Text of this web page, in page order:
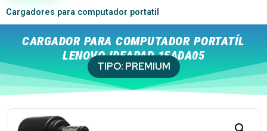
Cargadores para computador portatil
CARGADOR PARA COMPUTADOR PORTATÍL
LENOVO IDEAPAD 15ADA05
TIPO: PREMIUM